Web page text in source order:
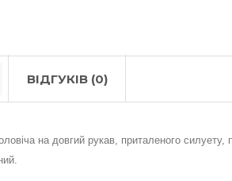
ВІДГУКІВ (0)
на довгий рукав, приталеного